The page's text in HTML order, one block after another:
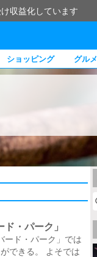
収益化しています
ショッピング グルメ
・パーク」
ード・パーク」では
できる。 よそでは